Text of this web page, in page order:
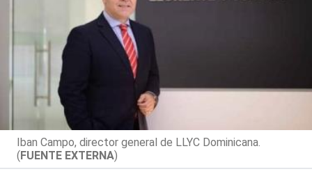
Iban Campo, director general de LLYC Dominicana.
(FUENTE EXTERNA)